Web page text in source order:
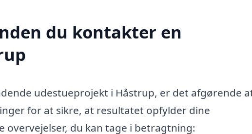
du kontakter en
udestueprojekt i Håstrup, er det afgørende
for at sikre, at resultatet opfylder dine
du kan tage i betragtning: